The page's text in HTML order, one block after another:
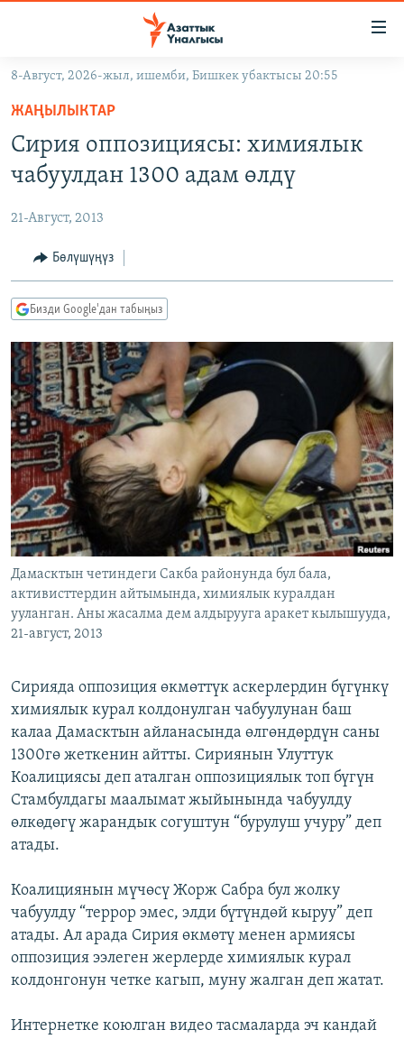
Навигацияга
өтүңүз
Издөөгө
салыңызКЫРГЫЗСТАН
ЭКОНОМИКА
МАДАНИЯТ
ДҮЙНӨ
БОРБОР АЗИЯ
УКРАИНА
АТАЙЫН ИЛИКТӨӨ
ТВ ПРОГРАММАЛАР
ЭКСПЕРТТЕР ТАЛДАЙТ
БИЗ ЖАНА ДҮЙНӨ
ДАНИСТЕ
ЭЖЕ-СИҢДИЛЕР
АЗАТТЫК+
ЫҢГАЙСЫЗ СУРООЛОР
ӨЗГӨЧӨ ПИКИР
Русский
ОНЛАЙН ШЕРИНЕ
ЭЕ/АРнун бардык сайттары
8-Август, 2026-жыл, ишемби, Бишкек убактысы 20:55
ЖАҢЫЛЫКТАР
Сирия оппозициясы: химиялык
чабуулдан 1300 адам өлдү
21-Август, 2013
Бөлүшүңүз
Бизди Google'дан табыңыз
Дамасктын четиндеги Сакба районунда бул бала,
активисттердин айтымында, химиялык куралдан
ууланган. Аны жасалма дем алдырууга аракет кылышууда,
21-август, 2013
Сирияда оппозиция өкмөттүк аскерлердин бүгүнкү
химиялык курал колдонулган чабуулунан баш
калаа Дамасктын айланасында өлгөндөрдүн саны
1300гө жеткенин айтты. Сириянын Улуттук
Коалициясы деп аталган оппозициялык топ бүгүн
Стамбулдагы маалымат жыйынында чабуулду
өлкөдөгү жарандык согуштун “бурулуш учуру” деп
атады.
Коалициянын мүчөсү Жорж Сабра бул жолку
чабуулду “террор эмес, элди бүтүндөй кыруу” деп
атады. Ал арада Сирия өкмөтү менен армиясы
оппозиция ээлеген жерлерде химиялык курал
колдонгонун четке кагып, муну жалган деп жатат.
Интернетке коюлган видео тасмаларда эч кандай